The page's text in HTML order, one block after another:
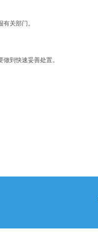
关部门。
到快速妥善处置。